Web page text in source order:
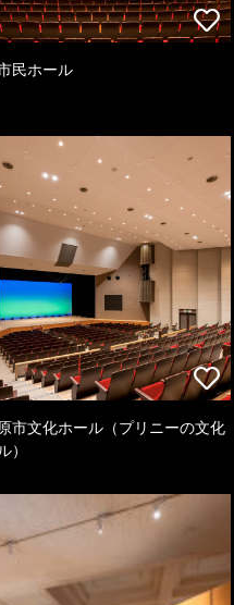
民ホール
市文化ホール（プリニーの文化
）